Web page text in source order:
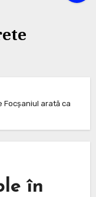
Focșaniul arată ca
în